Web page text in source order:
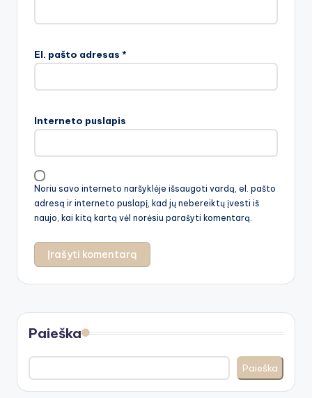
El. pašto adresas *
Interneto puslapis
Noriu savo interneto naršyklėje išsaugoti vardą, el. pašto
adresą ir interneto puslapį, kad jų nebereiktų įvesti iš
naujo, kai kitą kartą vėl norėsiu parašyti komentarą.
Paieška
Paieška